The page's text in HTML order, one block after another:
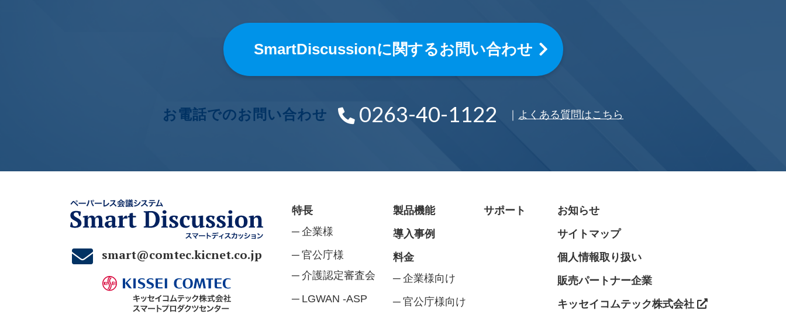
SmartDiscussionに関するお問い合わせ
お電話でのお問い合わせ 0263-40-1122 ｜ よくある質問はこちら
smart@comtec.kicnet.co.jp
特長
企業様
官公庁様
介護認定審査会
LGWAN -ASP
製品機能
導入事例
料金
企業様向け
官公庁様向け
サポート
お知らせ
サイトマップ
個人情報取り扱い
販売パートナー企業
キッセイコムテック株式会社